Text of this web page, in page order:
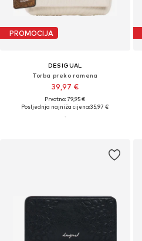
PROMOCIJA
DESIGUAL
Torba preko ramena
39,97 €
Prvotno: 79,95 €
Posljednja najniža cijena:35,97 €